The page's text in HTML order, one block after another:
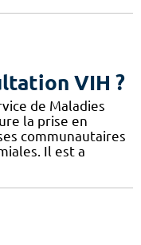
VIH ?
de Maladies
la prise en
communautaires
Il est a